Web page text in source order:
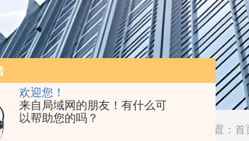
欢迎您！
来自局域网的朋友！有什么可
以帮助您的吗？
当前位置：首